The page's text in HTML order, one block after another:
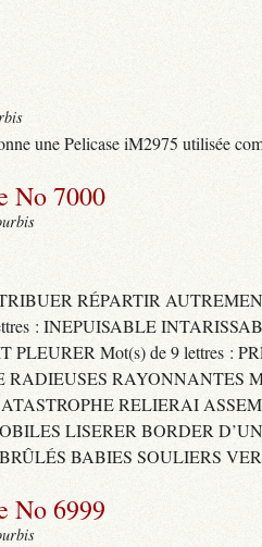
une Pelicase iM2975 utilisée
No 7000
RÉPARTIR
: INEPUISABLE
PLEURER Mot(s) de 9 lettres :
RAYONNANTES
RELIERAI
LISERER BORDER
BABIES SOULIERS
No 6999